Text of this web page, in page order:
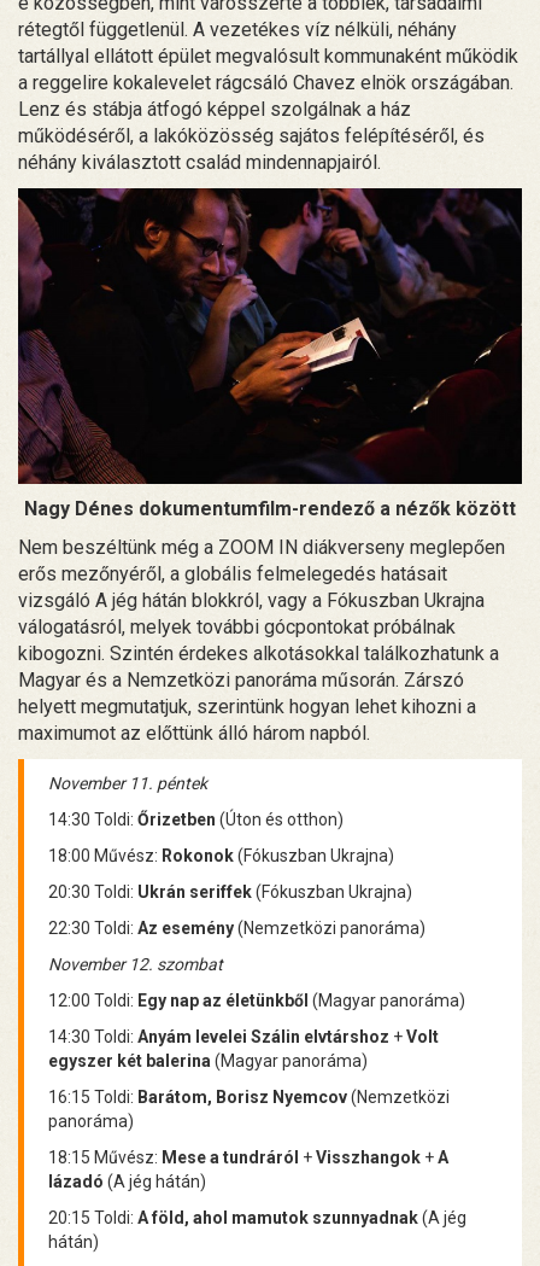
rétegtől függetlenül. A vezetékes víz nélküli, néhány
tartállyal ellátott épület megvalósult kommunaként működik
a reggelire kokalevelet rágcsáló Chavez elnök országában.
Lenz és stábja átfogó képpel szolgálnak a ház
működéséről, a lakóközösség sajátos felépítéséről, és
néhány kiválasztott család mindennapjairól.
Nagy Dénes dokumentumfilm-rendező a nézők között
Nem beszéltünk még a ZOOM IN diákverseny meglepően
erős mezőnyéről, a globális felmelegedés hatásait
vizsgáló A jég hátán blokkról, vagy a Fókuszban Ukrajna
válogatásról, melyek további gócpontokat próbálnak
kibogozni. Szintén érdekes alkotásokkal találkozhatunk a
Magyar és a Nemzetközi panoráma műsorán. Zárszó
helyett megmutatjuk, szerintünk hogyan lehet kihozni a
maximumot az előttünk álló három napból.
November 11. péntek
14:30 Toldi: Őrizetben (Úton és otthon)
18:00 Művész: Rokonok(Fókuszban Ukrajna)
20:30 Toldi: Ukrán seriffek(Fókuszban Ukrajna)
22:30 Toldi: Az esemény(Nemzetközi panoráma)
November 12. szombat
12:00 Toldi: Egy nap az életünkből (Magyar panoráma)
14:30 Toldi: Anyám levelei Szálin elvtárshoz +Volt
egyszer két balerina (Magyar panoráma)
16:15 Toldi: Barátom, Borisz Nyemcov(Nemzetközi
panoráma)
18:15 Művész: Mese a tundráról +Visszhangok +A
lázadó (A jég hátán)
20:15 Toldi: A föld, ahol mamutok szunnyadnak(A jég
hátán)